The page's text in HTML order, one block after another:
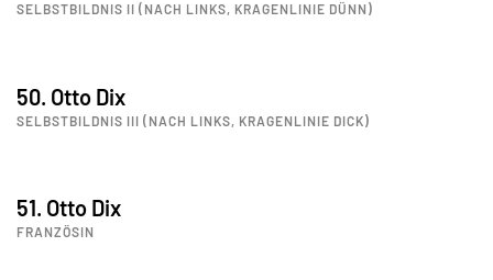
SELBSTBILDNIS II (NACH LINKS, KRAGENLINIE DÜNN)
50. Otto Dix
SELBSTBILDNIS III (NACH LINKS, KRAGENLINIE DICK)
51. Otto Dix
FRANZÖSIN